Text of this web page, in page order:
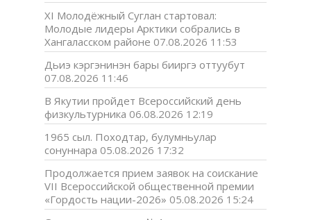
XI Молодёжный Суглан стартовал:
Молодые лидеры Арктики собрались в
Хангаласском районе 07.08.2026 11:53
Дьиэ кэргэнинэн бары бииргэ оттуубут
07.08.2026 11:46
В Якутии пройдет Всероссийский день
физкультурника 06.08.2026 12:19
1965 сыл. Походтар, булумньулар
сонуннара 05.08.2026 17:32
Продолжается прием заявок на соискание
VII Всероссийской общественной премии
«Гордость нации-2026» 05.08.2026 15:24